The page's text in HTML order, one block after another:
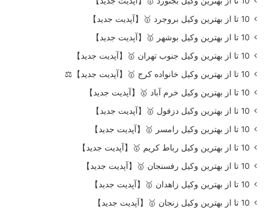
10 تا از بهترین وکیل بروجرد 🥇【آپدیت جدید】
10 تا از بهترین وکیل بوشهر 🥇【آپدیت جدید】
10 تا از بهترین وکیل جنوب تهران 🥇【آپدیت جدید】
10 تا از بهترین وکیل خانواده کرج 🥇【آپدیت جدید】⚖️
10 تا از بهترین وکیل خرم آباد 🥇【آپدیت جدید】
10 تا از بهترین وکیل دزفول 🥇【آپدیت جدید】
10 تا از بهترین وکیل رامسر 🥇【آپدیت جدید】
10 تا از بهترین وکیل رباط کریم 🥇【آپدیت جدید】
10 تا از بهترین وکیل رفسنجان 🥇【آپدیت جدید】
10 تا از بهترین وکیل زاهدان 🥇【آپدیت جدید】
10 تا از بهترین وکیل زنجان 🥇【آپدیت جدید】